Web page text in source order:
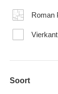
Roman
Vierkant
Soort